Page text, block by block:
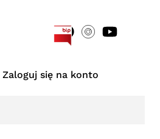
Zaloguj się na konto